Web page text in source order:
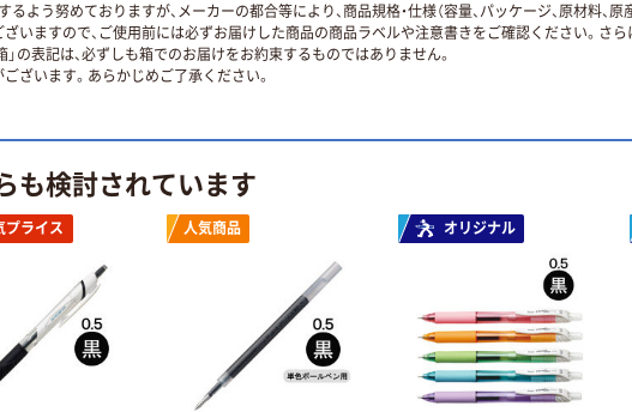
よう努めておりますが、メーカーの都合等により、商品規格・仕様（容量、パッケージ、原材料、
いますので、ご使用前には必ずお届けした商品の商品ラベルや注意書きをご確認ください。さ
」の表記は、必ずしも箱でのお届けをお約束するものではありません。
ざいます。あらかじめご了承ください。
も検討されています
プライス 人気商品 オリジナル